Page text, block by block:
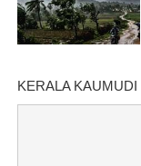
KERALA KAUMUDI